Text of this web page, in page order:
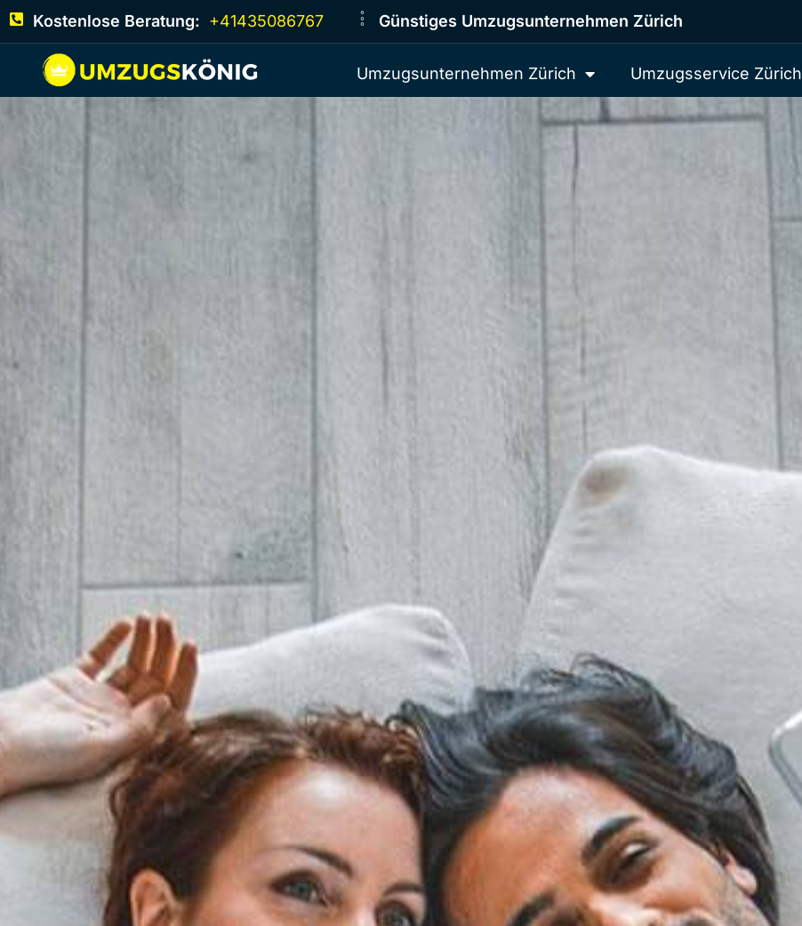
Kostenlose Beratung: +41435086767 Günstiges Umzugsunternehmen Zürich
Umzugsunternehmen Zürich Umzugsservice Zürich